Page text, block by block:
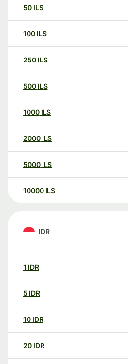
50 ILS
100 ILS
250 ILS
500 ILS
1000 ILS
2000 ILS
5000 ILS
10000 ILS
IDR
1 IDR
5 IDR
10 IDR
20 IDR